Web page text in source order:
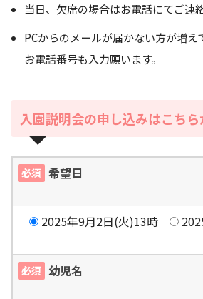
当日、欠席の場合はお電話にてご連
PCからのメールが届かない方が増え
お電話番号も入力願います。
入園説明会の申し込みはこちら
必須 希望日
2025年9月2日(火)13時
必須 幼児名